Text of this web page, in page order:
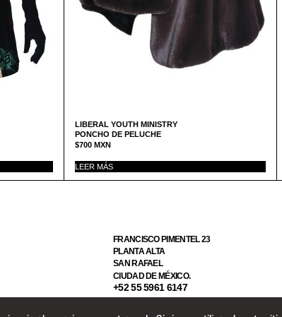
LIBERAL YOUTH MINISTRY
PONCHO DE PELUCHE
$700 MXN
LEER MÁS
FRANCISCO PIMENTEL 23
PLANTA ALTA
SAN RAFAEL
CIUDAD DE MÉXICO.
+52 55 5961 6147